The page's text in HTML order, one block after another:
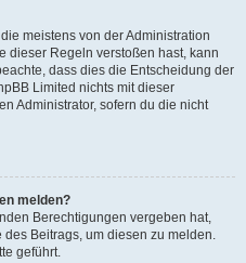
meistens von der Administration
dieser Regeln verstoßen hast, kann
dass dies die Entscheidung der
Limited nichts mit dieser
Administrator, sofern du die nicht
melden?
Berechtigungen vergeben hat,
Beitrags, um diesen zu melden.
geführt.